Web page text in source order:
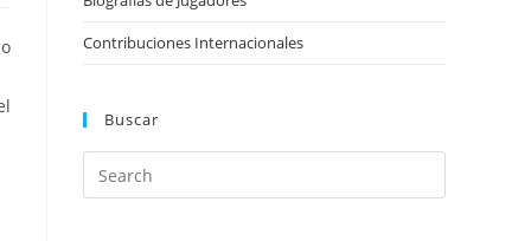
Contribuciones Internacionales
Buscar